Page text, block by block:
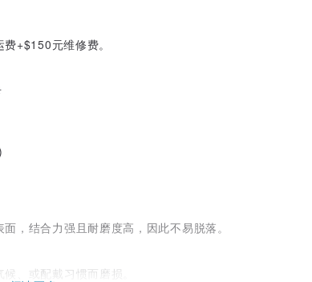
+$150元维修费。
，结合力强且耐磨度高，因此不易脱落。
、或配戴习惯而磨损。